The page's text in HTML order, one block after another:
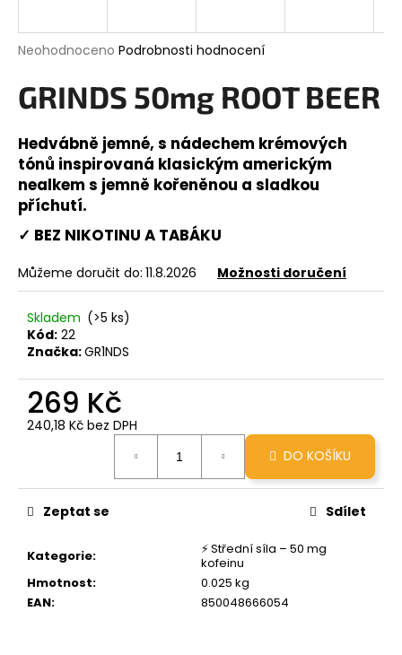
Průměrné
produktu
je
z
5
hvězdiček.
Neohodnoceno Podrobnosti hodnocení
GRINDS 50mg ROOT BEER
Hedvábně jemné, s nádechem krémových
tónů inspirovaná klasickým americkým
nealkem s jemně kořeněnou a sladkou
příchutí.
✓ BEZ NIKOTINU A TABÁKU
Můžeme doručit do: 11.8.2026 Možnosti doručení
Skladem (>5 ks)
Kód: 22
Značka:GR1NDS
269 Kč
240,18 Kč bez DPH
DO KOŠÍKU
Kategorie:
⚡ Střední síla – 50 mg
kofeinu
Hmotnost:
0.025 kg
EAN: 850048666054
Zeptat se Sdílet
j
t
?
D
p
o
u
u
m
GRINDS
PEANUT
BUTTER